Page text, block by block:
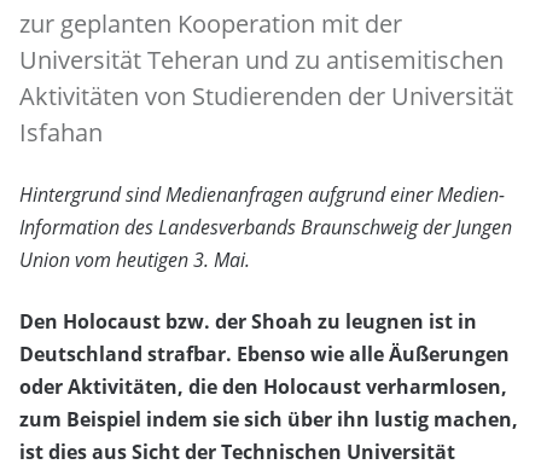
zur geplanten Kooperation mit der
Universität Teheran und zu antisemitischen
Aktivitäten von Studierenden der Universität
Isfahan
Hintergrund sind Medienanfragen aufgrund einer Medien-
Information des Landesverbands Braunschweig der Jungen
Union vom heutigen 3. Mai.
Den Holocaust bzw. der Shoah zu leugnen ist in
Deutschland strafbar. Ebenso wie alle Äußerungen
oder Aktivitäten, die den Holocaust verharmlosen,
zum Beispiel indem sie sich über ihn lustig machen,
ist dies aus Sicht der Technischen Universität